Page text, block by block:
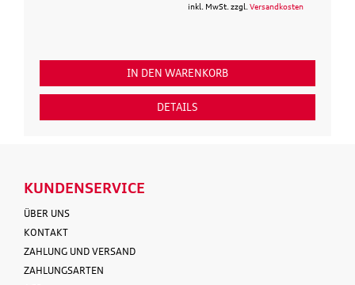
inkl. MwSt. zzgl. Versandkosten
IN DEN WARENKORB
DETAILS
KUNDENSERVICE
ÜBER UNS
KONTAKT
ZAHLUNG UND VERSAND
ZAHLUNGSARTEN